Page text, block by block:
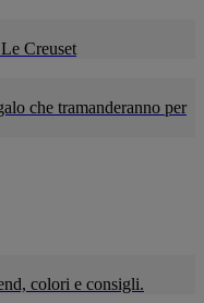
Creuset
che tramanderanno per
colori e consigli.